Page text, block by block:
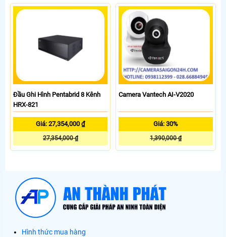
Đầu Ghi Hình Pentabrid 8 Kênh
HRX-821
Giá: 27,354,000 ₫
27,354,000 ₫
Camera Vantech AI-V2020
Giá: 30%
1,390,000 ₫
Hình thức mua hàng